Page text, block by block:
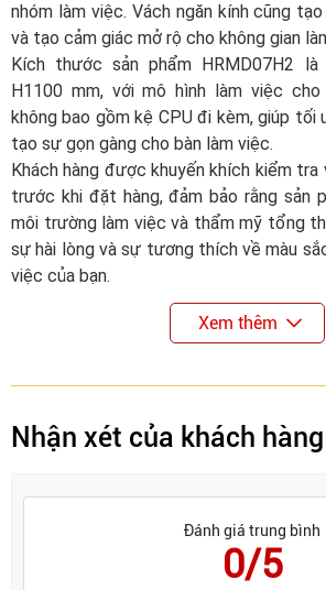
nhóm làm việc. Vách ngăn kính cũng
và tạo cảm giác mở rộ cho không gian
Kích thước sản phẩm HRMD07H2
H1100 mm, với mô hình làm việc
không bao gồm kệ CPU đi kèm, giúp tối
tạo sự gọn gàng cho bàn làm việc.
Khách hàng được khuyến khích kiểm tra
trước khi đặt hàng, đảm bảo rằng sản
môi trường làm việc và thẩm mỹ tổng
sự hài lòng và sự tương thích về màu
việc của bạn.
Xem thêm
Nhận xét của khách hàng
Đánh giá trung bình
0/5